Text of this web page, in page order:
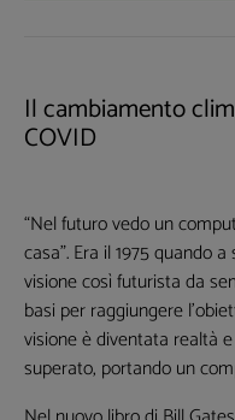
Il cambiamento
COVID
“Nel futuro vedo un
casa”. Era il 1975 quando
visione così futurista da
basi per raggiungere
visione è diventata realtà
superato, portando un